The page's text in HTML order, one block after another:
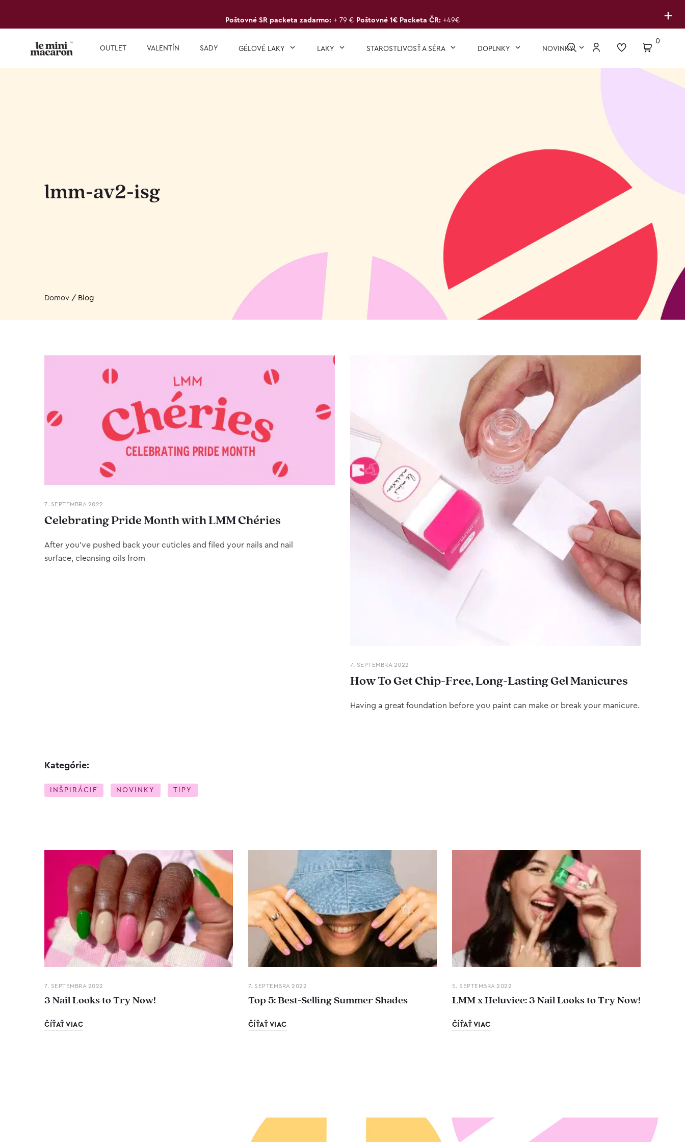
+
Poštovné SR packeta zadarmo: + 79 € Poštovné 1€ Packeta ČR: +49€
OUTLET VALENTÍN SADY GÉLOVÉ LAKY LAKY STAROSTLIVOSŤ A SÉRA DOPLNKY NOVINKY
0
lmm-av2-isg
Domov / Blog
7. SEPTEMBRA 2022
Celebrating Pride Month with LMM Chéries
After you’ve pushed back your cuticles and filed your nails and nail
surface, cleansing oils from
7. SEPTEMBRA 2022
How To Get Chip-Free, Long-Lasting Gel Manicures
Having a great foundation before you paint can make or break your manicure.
Kategórie:
INŠPIRÁCIE NOVINKY TIPY
7. SEPTEMBRA 2022
3 Nail Looks to Try Now!
ČÍŤAŤ VIAC
7. SEPTEMBRA 2022
Top 5: Best-Selling Summer Shades
ČÍŤAŤ VIAC
5. SEPTEMBRA 2022
LMM x Heluviee: 3 Nail Looks to Try Now!
ČÍŤAŤ VIAC